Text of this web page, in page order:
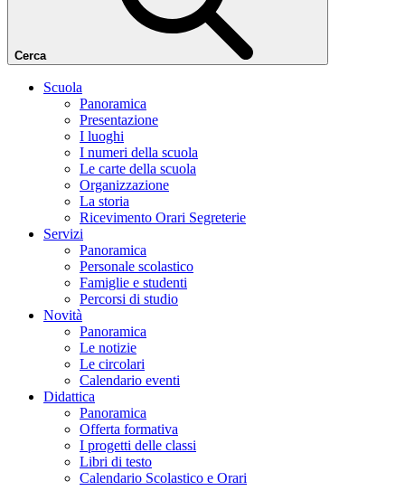
Cerca
Scuola
Panoramica
Presentazione
I luoghi
I numeri della scuola
Le carte della scuola
Organizzazione
La storia
Ricevimento Orari Segreterie
Servizi
Panoramica
Personale scolastico
Famiglie e studenti
Percorsi di studio
Novità
Panoramica
Le notizie
Le circolari
Calendario eventi
Didattica
Panoramica
Offerta formativa
I progetti delle classi
Libri di testo
Calendario Scolastico e Orari